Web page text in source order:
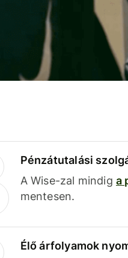
Pénzátutalási
A Wise-zal mindig a
mentesen.
Élő árfolyamok